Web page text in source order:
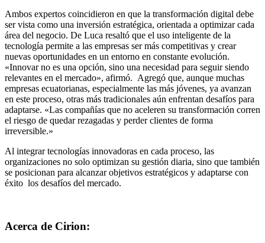
Ambos expertos coincidieron en que la transformación digital debe
ser vista como una inversión estratégica, orientada a optimizar cada
área del negocio. De Luca resaltó que el uso inteligente de la
tecnología permite a las empresas ser más competitivas y crear
nuevas oportunidades en un entorno en constante evolución.
«Innovar no es una opción, sino una necesidad para seguir siendo
relevantes en el mercado», afirmó. Agregó que, aunque muchas
empresas ecuatorianas, especialmente las más jóvenes, ya avanzan
en este proceso, otras más tradicionales aún enfrentan desafíos para
adaptarse. «Las compañías que no aceleren su transformación corren
el riesgo de quedar rezagadas y perder clientes de forma
irreversible.»
Al integrar tecnologías innovadoras en cada proceso, las
organizaciones no solo optimizan su gestión diaria, sino que también
se posicionan para alcanzar objetivos estratégicos y adaptarse con
éxito los desafíos del mercado.
Acerca de Cirion: